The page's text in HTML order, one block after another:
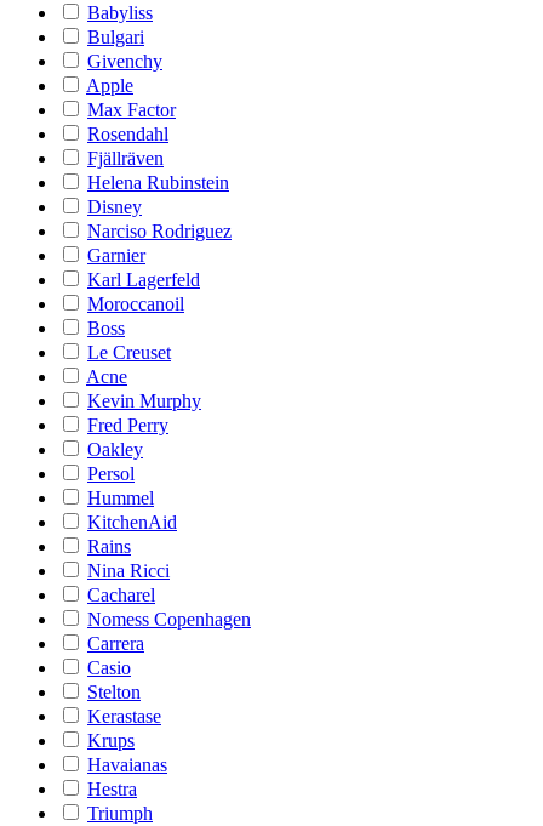
Babyliss
Bulgari
Givenchy
Apple
Max Factor
Rosendahl
Fjällräven
Helena Rubinstein
Disney
Narciso Rodriguez
Garnier
Karl Lagerfeld
Moroccanoil
Boss
Le Creuset
Acne
Kevin Murphy
Fred Perry
Oakley
Persol
Hummel
KitchenAid
Rains
Nina Ricci
Cacharel
Nomess Copenhagen
Carrera
Casio
Stelton
Kerastase
Krups
Havaianas
Hestra
Triumph